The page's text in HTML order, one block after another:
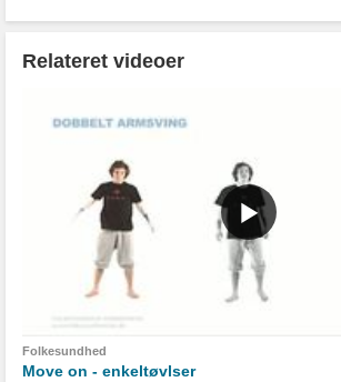
Relateret videoer
Folkesundhed
Move on - enkeltøvlser